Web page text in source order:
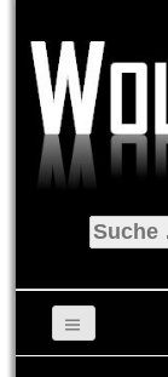
Suche
nach: